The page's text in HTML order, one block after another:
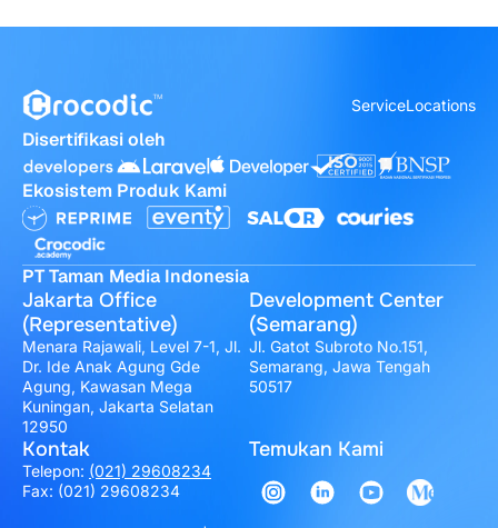
ServiceLocations
Disertifikasi oleh
Ekosistem Produk Kami
PT Taman Media Indonesia
Jakarta Office
(Representative)
Menara Rajawali, Level 7-1, Jl.
Dr. Ide Anak Agung Gde
Agung, Kawasan Mega
Kuningan, Jakarta Selatan
12950
Development Center
(Semarang)
Jl. Gatot Subroto No.151,
Semarang, Jawa Tengah
50517
Kontak
Telepon: (021) 29608234
Fax: (021) 29608234
Temukan Kami